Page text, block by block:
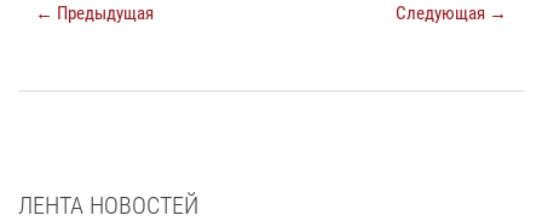
← Предыдущая Следующая →
ЛЕНТА НОВОСТЕЙ